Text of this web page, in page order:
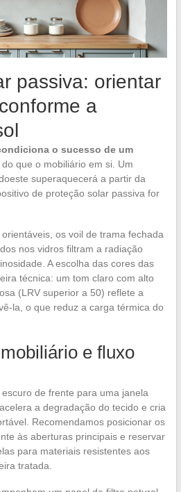
passiva: orientar
a
o sucesso de um
que o mobiliário em si. Um
superaquecerá a partir da
de proteção solar passiva for
os voil de trama fechada
nos vidros filtram a radiação
A escolha das cores das
técnica: um tom claro com alto
(LRV superior a 50) reflete a
la, o que reduz a carga térmica do
e fluxo
de frente para uma janela
a degradação do tecido e cria
Recomendamos posicionar os
às aberturas principais e reservar
para materiais resistentes aos
tratada.